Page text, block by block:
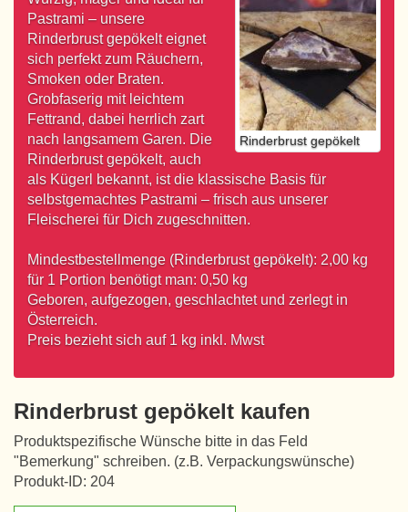
Rinderbrust gepökelt
Pastrami – unsere
Rinderbrust gepökelt eignet
sich perfekt zum Räuchern,
Smoken oder Braten.
Grobfaserig mit leichtem
Fettrand, dabei herrlich zart
nach langsamem Garen. Die
Rinderbrust gepökelt, auch
als Kügerl bekannt, ist die klassische Basis für
selbstgemachtes Pastrami – frisch aus unserer
Fleischerei für Dich zugeschnitten.
Mindestbestellmenge (Rinderbrust gepökelt): 2,00 kg
für 1 Portion benötigt man: 0,50 kg
Geboren, aufgezogen, geschlachtet und zerlegt in
Österreich.
Preis bezieht sich auf 1 kg inkl. Mwst
Rinderbrust gepökelt kaufen
Produktspezifische Wünsche bitte in das Feld
"Bemerkung" schreiben. (z.B. Verpackungswünsche)
Produkt-ID: 204